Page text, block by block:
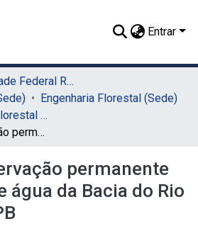
Entrar
01. Universidade Federal Rural de Pernambuco - UFRPE (Sede)
Engenharia Florestal (Sede)
TCC - Engenharia Florestal (Sede)
Área de preservação permanente nos cursos de água da Bacia do Rio São Pedro - PB
permanente
água da Bacia do Rio